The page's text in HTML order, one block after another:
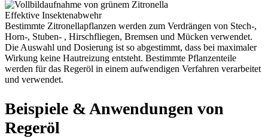
Effektive Insektenabwehr
Bestimmte Zitronellapflanzen werden zum Verdrängen von Stech-,
Horn-, Stuben- , Hirschfliegen, Bremsen und Mücken verwendet.
Die Auswahl und Dosierung ist so abgestimmt, dass bei maximaler
Wirkung keine Hautreizung entsteht. Bestimmte Pflanzenteile
werden für das Regeröl in einem aufwendigen Verfahren verarbeitet
und verwendet.
Beispiele & Anwendungen von
Regeröl